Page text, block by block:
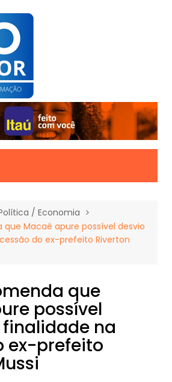
/ Economia
que Macaé apure possível desvio
do ex-prefeito Riverton
que
possível
na
ex-prefeito